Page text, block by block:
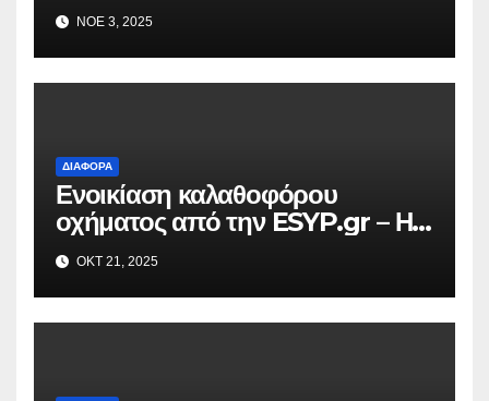
ΝΟΈ 3, 2025
ΔΙΆΦΟΡΑ
Ενοικίαση καλαθοφόρου
οχήματος από την ESYP.gr – Η
αξιόπιστη λύση για κάθε εργασία
σε ύψος
ΟΚΤ 21, 2025